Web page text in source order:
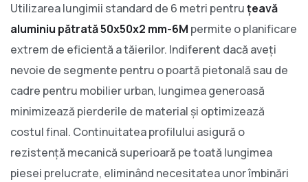
Utilizarea lungimii standard de 6 metri pentruțeavă
aluminiu pătrată 50x50x2 mm-6M permite o planificare
extrem de eficientă a tăierilor. Indiferent dacă aveți
nevoie de segmente pentru o poartă pietonală sau de
cadre pentru mobilier urban, lungimea generoasă
minimizează pierderile de material și optimizează
costul final. Continuitatea profilului asigură o
rezistență mecanică superioară pe toată lungimea
piesei prelucrate, eliminând necesitatea unor îmbinări